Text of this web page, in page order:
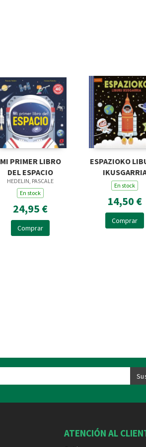
MI PRIMER LIBRO
DEL ESPACIO
HEDELIN, PASCALE
En stock
24,95 €
Comprar
ESPAZIOKO
En stock
14,50 €
Comprar
ATENCIÓN AL